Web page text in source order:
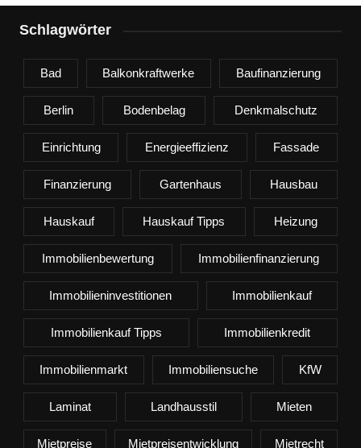
Schlagwörter
Bad Balkonkraftwerke Baufinanzierung
Berlin Bodenbelag Denkmalschutz
Einrichtung Energieeffizienz Fassade
Finanzierung Gartenhaus Hausbau
Hauskauf Hauskauf Tipps Heizung
Immobilienbewertung Immobilienfinanzierung
Immobilieninvestitionen Immobilienkauf
Immobilienkauf Tipps Immobilienkredit
Immobilienmarkt Immobiliensuche KfW
Laminat Landhausstil Mieten
Mietpreise Mietpreisentwicklung Mietrecht